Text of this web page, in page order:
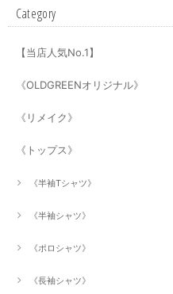
Category
【当店人気No.1】
《OLDGREENオリジナル》
《リメイク》
《トップス》
《半袖Tシャツ》
《半袖シャツ》
《ポロシャツ》
《長袖シャツ》